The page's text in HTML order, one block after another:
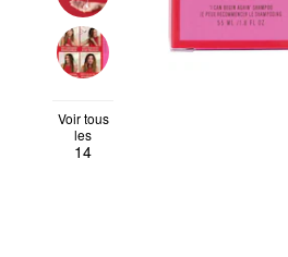
Voir tous
les
14